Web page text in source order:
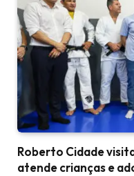
Roberto Cidade
atende crianças e